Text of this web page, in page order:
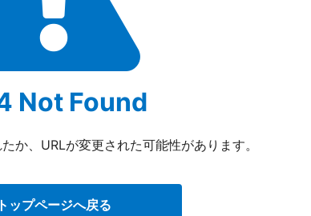
Not Found
か、URLが変更された可能性があります。
ップページへ戻る